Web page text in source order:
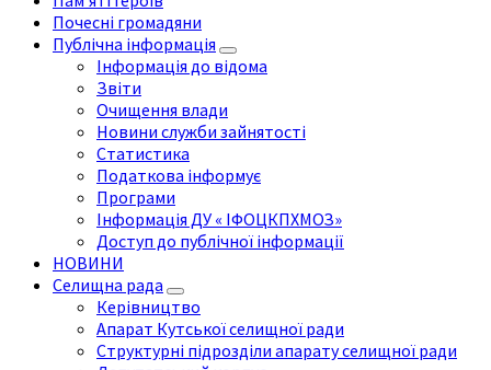
Почесні громадяни
Публічна інформація
Інформація до відома
Звіти
Очищення влади
Новини служби зайнятості
Статистика
Податкова інформує
Програми
Інформація ДУ « ІФОЦКПХМОЗ»
Доступ до публічної інформації
НОВИНИ
Селищна рада
Керівництво
Апарат Кутської селищної ради
Структурні підрозділи апарату селищної ради